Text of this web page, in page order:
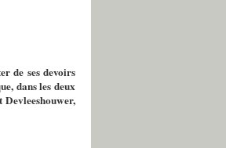
de ses devoirs
dans les deux
Devleeshouwer,